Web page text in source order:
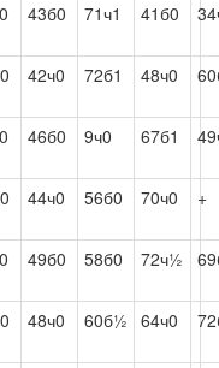
43б0 71ч1 41б0
42ч0 72б1 48ч0
46б0 9ч0 67б1
44ч0 56б0 70ч0 +
49б0 58б0 72ч½
48ч0 60б½ 64ч0